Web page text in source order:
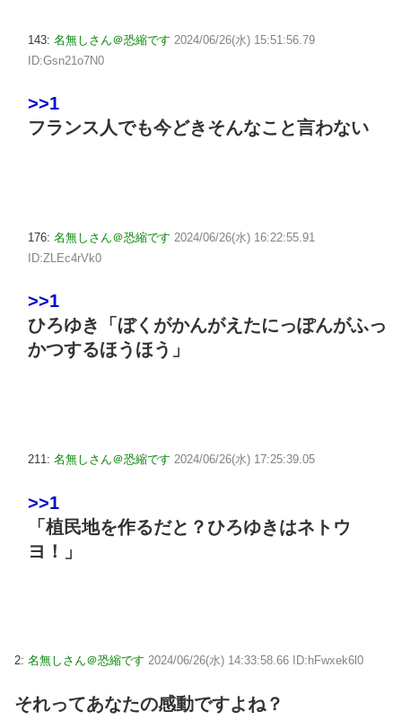
143: 名無しさん＠恐縮です 2024/06/26(水) 15:51:56.79
ID:Gsn21o7N0
>>1
フランス人でも今どきそんなこと言わない
176: 名無しさん＠恐縮です 2024/06/26(水) 16:22:55.91
ID:ZLEc4rVk0
>>1
ひろゆき「ぼくがかんがえたにっぽんがふっ
かつするほうほう」
211: 名無しさん＠恐縮です 2024/06/26(水) 17:25:39.05
>>1
「植民地を作るだと？ひろゆきはネトウ
ヨ！」
2: 名無しさん＠恐縮です 2024/06/26(水) 14:33:58.66 ID:hFwxek6l0
それってあなたの感動ですよね？